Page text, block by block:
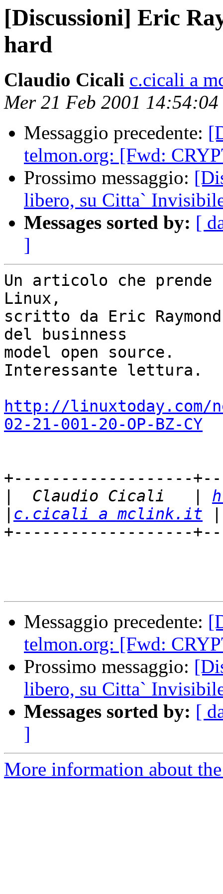
[Discussioni] Eric
hard
Claudio Cicali c.cicali a
Mer 21 Feb 2001 14:54:04
Messaggio precedente:
telmon.org: [Fwd:
Prossimo messaggio:
libero, su Citta`
Messages sorted by: [
]
Un articolo che
Linux,
scritto da Eric
del businness
model open source.
Interessante lettura.
http://linuxtoday.com/
02-21-001-20-OP-BZ-CY
+-------------------
  Claudio Cicali   |
c.cicali a mclink.it
+-------------------
Messaggio precedente:
telmon.org: [Fwd:
Prossimo messaggio:
libero, su Citta`
Messages sorted by: [
]
More information about